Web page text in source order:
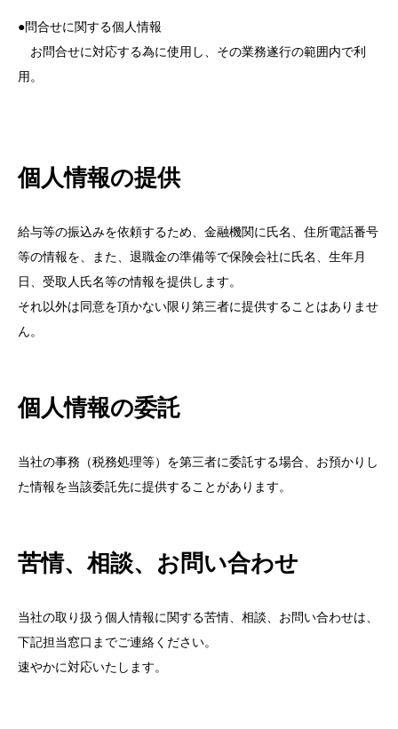
●問合せに関する個人情報
お問合せに対応する為に使用し、その業務遂行の範囲内で利
用。
個人情報の提供
給与等の振込みを依頼するため、金融機関に氏名、住所電話番号
等の情報を、また、退職金の準備等で保険会社に氏名、生年月
日、受取人氏名等の情報を提供します。
それ以外は同意を頂かない限り第三者に提供することはありませ
ん。
個人情報の委託
当社の事務（税務処理等）を第三者に委託する場合、お預かりし
た情報を当該委託先に提供することがあります。
苦情、相談、お問い合わせ
当社の取り扱う個人情報に関する苦情、相談、お問い合わせは、
下記担当窓口までご連絡ください。
速やかに対応いたします。